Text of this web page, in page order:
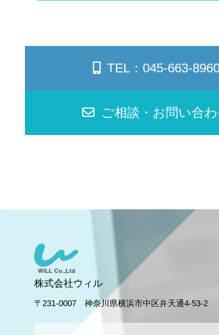
TEL：045-663-
ご相談・お問い合
株式会社ウィル
〒231-0007 神奈川県横浜市中区弁天通4-53-2